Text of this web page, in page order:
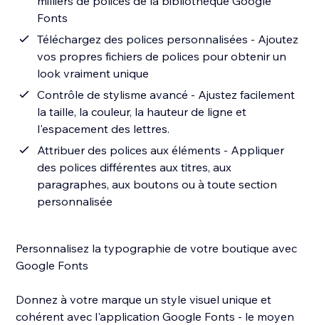
Fonts
Téléchargez des polices personnalisées - Ajoutez
vos propres fichiers de polices pour obtenir un
look vraiment unique
Contrôle de stylisme avancé - Ajustez facilement
la taille, la couleur, la hauteur de ligne et
l'espacement des lettres.
Attribuer des polices aux éléments - Appliquer
des polices différentes aux titres, aux
paragraphes, aux boutons ou à toute section
personnalisée
Personnalisez la typographie de votre boutique avec
Google Fonts
Donnez à votre marque un style visuel unique et
cohérent avec l'application Google Fonts - le moyen